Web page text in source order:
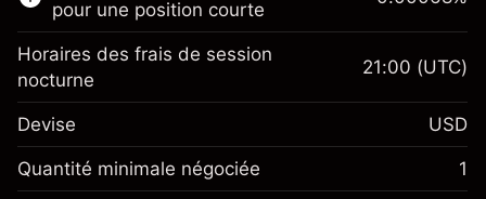
Marge. Votre
investissement
Ajustement des fonds de
pour une position courte
Horaires des frais de session
nocturne
21:00 (UTC)
Devise USD
Quantité minimale négociée 1